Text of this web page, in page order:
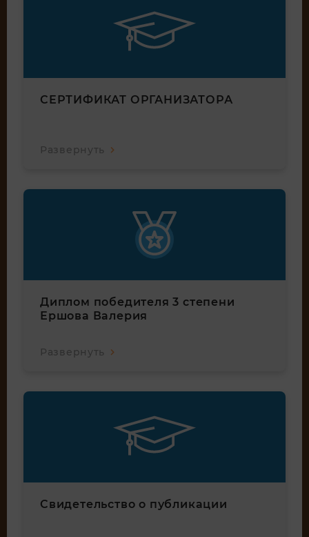
СЕРТИФИКАТ ОРГАНИЗАТОРА
Развернуть
Диплом победителя 3 степени
Ершова Валерия
Развернуть
Свидетельство о публикации